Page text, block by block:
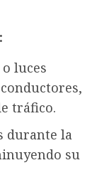
luces
tráfico.
durante la
su